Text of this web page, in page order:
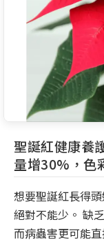
聖誕紅健康養
量增30%，色
想要聖誕紅長得
絕對不能少。 缺
而病蟲害更可能